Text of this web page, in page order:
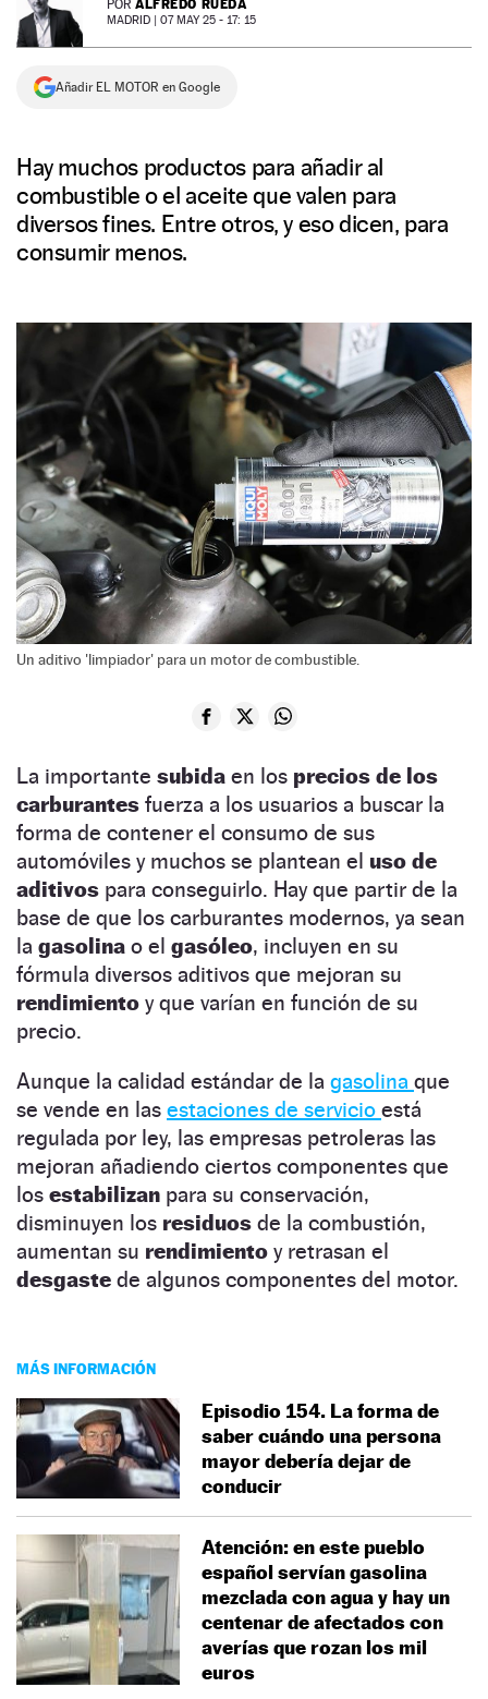
NEWSLETTER
SÍGUENOS
POR ALFREDO RUEDA
MADRID | 07 MAY 25 - 17: 15
Añadir EL MOTOR en Google
Hay muchos productos para añadir al
combustible o el aceite que valen para
diversos fines. Entre otros, y eso dicen, para
consumir menos.
Un aditivo 'limpiador' para un motor de combustible.
La importante subida en los precios de los
carburantes fuerza a los usuarios a buscar la
forma de contener el consumo de sus
automóviles y muchos se plantean el uso de
aditivos para conseguirlo. Hay que partir de la
base de que los carburantes modernos, ya sean
la gasolina o el gasóleo, incluyen en su
fórmula diversos aditivos que mejoran su
rendimiento y que varían en función de su
precio.
Aunque la calidad estándar de la gasolina que
se vende en las estaciones de servicio está
regulada por ley, las empresas petroleras las
mejoran añadiendo ciertos componentes que
los estabilizan para su conservación,
disminuyen los residuos de la combustión,
aumentan su rendimiento y retrasan el
desgaste de algunos componentes del motor.
MÁS INFORMACIÓN
Episodio 154. La forma de
saber cuándo una persona
mayor debería dejar de
conducir
Atención: en este pueblo
español servían gasolina
mezclada con agua y hay un
centenar de afectados con
averías que rozan los mil
euros